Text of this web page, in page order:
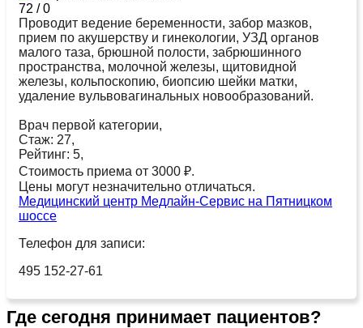
72 /0
Проводит ведение беременности, забор мазков,
прием по акушерству и гинекологии, УЗД органов
малого таза, брюшной полости, забрюшинного
пространства, молочной железы, щитовидной
железы, кольпоскопию, биопсию шейки матки,
удаление вульвовагинальных новообразований.
Врач первой категории,
Стаж: 27,
Рейтинг: 5,
Стоимость приема от 3000 ₽.
Цены могут незначительно отличаться.
Медицинский центр Медлайн-Сервис на Пятницком
шоссе
Телефон для записи:
495 152-27-61
Где сегодня принимает пациентов?